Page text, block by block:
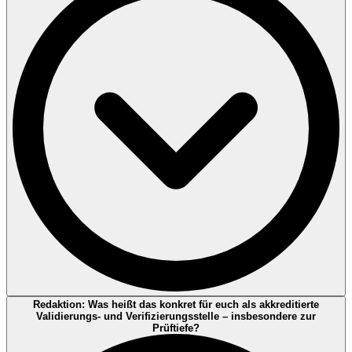
erklären können, wie er entsteht.“
Annette Dési:Zertifizierung bestätigt typischerweise die
Konformität eines Managementsystems (z. B. ISO 14001/50001):
Ist das System aufgebaut, umgesetzt und wirksam gesteuert?
Validierung/Verifizierung bezieht sich häufig auf konkrete
Redaktion: Was heißt das konkret für euch als akkreditierte
Validierungs- und Verifizierungsstelle – insbesondere zur
Prüftiefe?